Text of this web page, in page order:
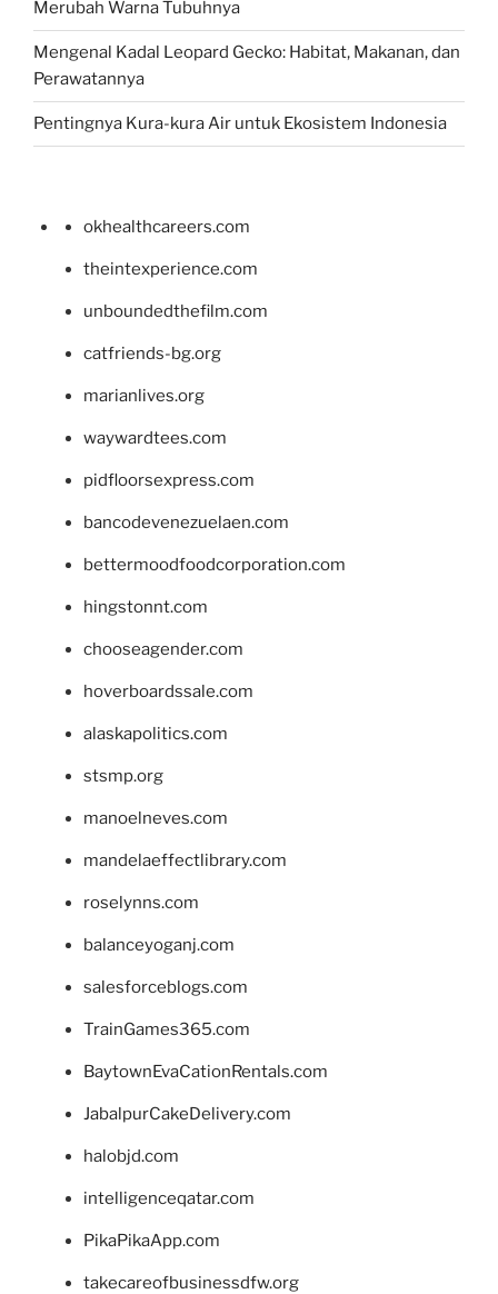
Merubah Warna Tubuhnya
Mengenal Kadal Leopard Gecko: Habitat, Makanan, dan
Perawatannya
Pentingnya Kura-kura Air untuk Ekosistem Indonesia
okhealthcareers.com
theintexperience.com
unboundedthefilm.com
catfriends-bg.org
marianlives.org
waywardtees.com
pidfloorsexpress.com
bancodevenezuelaen.com
bettermoodfoodcorporation.com
hingstonnt.com
chooseagender.com
hoverboardssale.com
alaskapolitics.com
stsmp.org
manoelneves.com
mandelaeffectlibrary.com
roselynns.com
balanceyoganj.com
salesforceblogs.com
TrainGames365.com
BaytownEvaCationRentals.com
JabalpurCakeDelivery.com
halobjd.com
intelligenceqatar.com
PikaPikaApp.com
takecareofbusinessdfw.org